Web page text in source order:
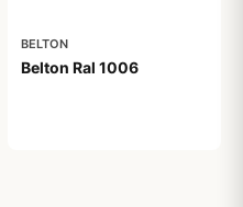
BELTON
Belton Ral 1006